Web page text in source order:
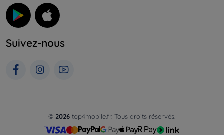
Suivez-nous
© 2026 top4mobile.fr. Tous droits réservés.